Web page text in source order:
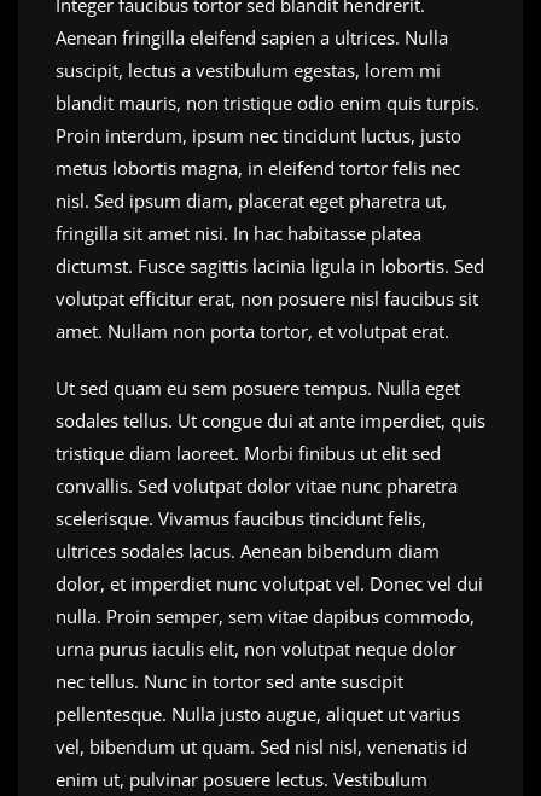
Aenean fringilla eleifend sapien a ultrices. Nulla
suscipit, lectus a vestibulum egestas, lorem mi
blandit mauris, non tristique odio enim quis turpis.
Proin interdum, ipsum nec tincidunt luctus, justo
metus lobortis magna, in eleifend tortor felis nec
nisl. Sed ipsum diam, placerat eget pharetra ut,
fringilla sit amet nisi. In hac habitasse platea
dictumst. Fusce sagittis lacinia ligula in lobortis. Sed
volutpat efficitur erat, non posuere nisl faucibus sit
amet. Nullam non porta tortor, et volutpat erat.
Ut sed quam eu sem posuere tempus. Nulla eget
sodales tellus. Ut congue dui at ante imperdiet, quis
tristique diam laoreet. Morbi finibus ut elit sed
convallis. Sed volutpat dolor vitae nunc pharetra
scelerisque. Vivamus faucibus tincidunt felis,
ultrices sodales lacus. Aenean bibendum diam
dolor, et imperdiet nunc volutpat vel. Donec vel dui
nulla. Proin semper, sem vitae dapibus commodo,
urna purus iaculis elit, non volutpat neque dolor
nec tellus. Nunc in tortor sed ante suscipit
pellentesque. Nulla justo augue, aliquet ut varius
vel, bibendum ut quam. Sed nisl nisl, venenatis id
enim ut, pulvinar posuere lectus. Vestibulum